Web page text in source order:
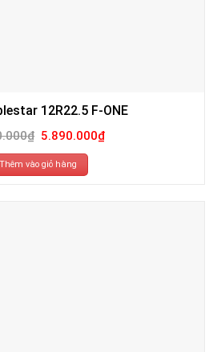
12R22.5 F-ONE
₫ Giá
gốc
là:
6.000.000₫.
5.890.000₫Giá
hiện
Thêm vào giỏ hàng